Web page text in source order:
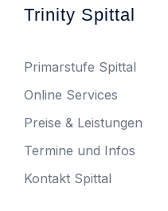
Trinity Spittal
Primarstufe Spittal
Online Services
Preise & Leistungen
Termine und Infos
Kontakt Spittal